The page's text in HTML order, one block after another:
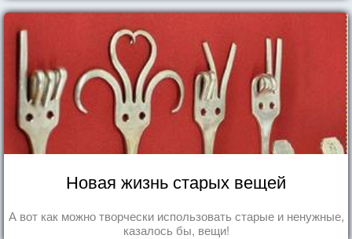
Новая жизнь старых вещей
А вот как можно творчески использовать старые и ненужные,
казалось бы, вещи!